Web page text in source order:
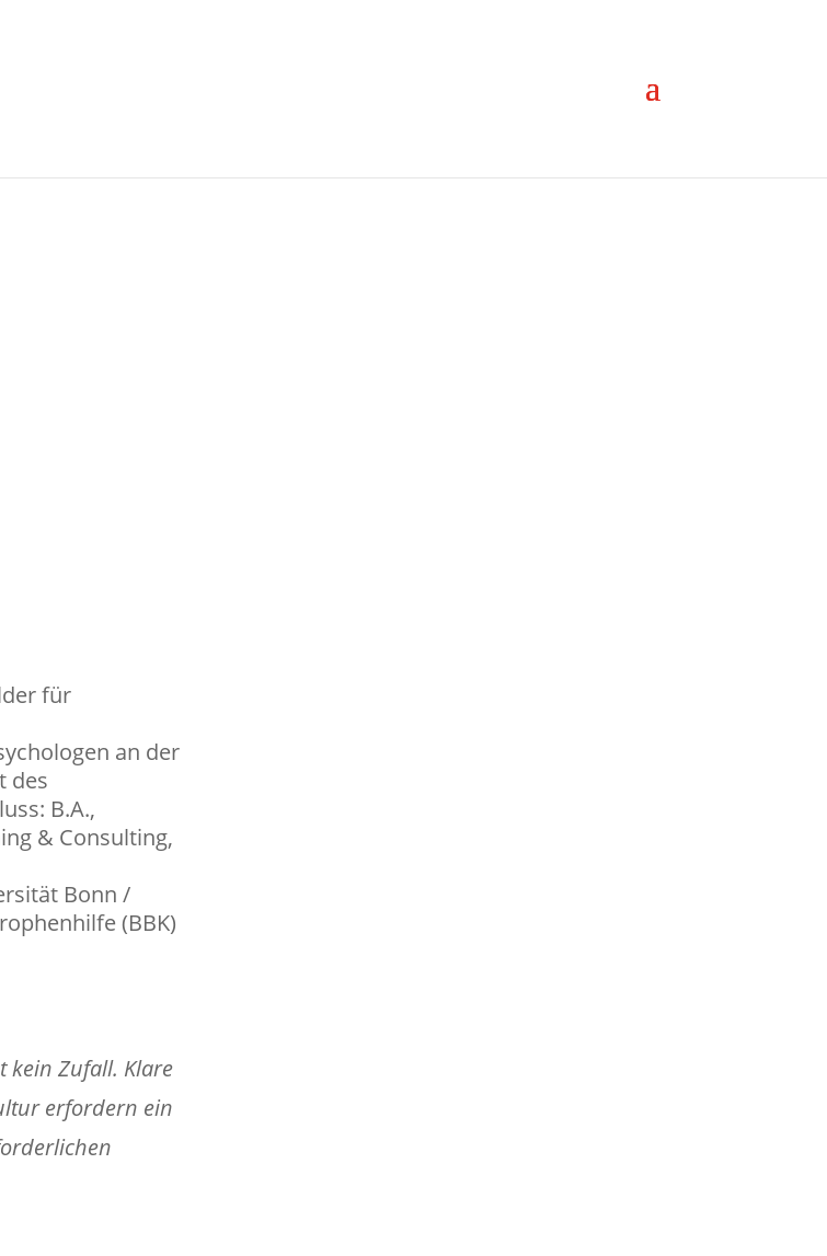
für
an der
des
B.A.,
& Consulting,
Bonn /
(BBK)
kein Zufall. Klare
erfordern ein